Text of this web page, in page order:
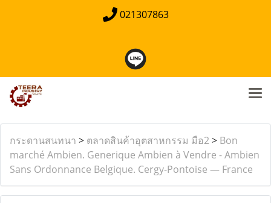
021307863
กระดานสนทนา > ตลาดสินค้าอุตสาหกรรม มือ2> Bon
marché Ambien. Generique Ambien à Vendre - Ambien
Sans Ordonnance Belgique. Cergy-Pontoise — France